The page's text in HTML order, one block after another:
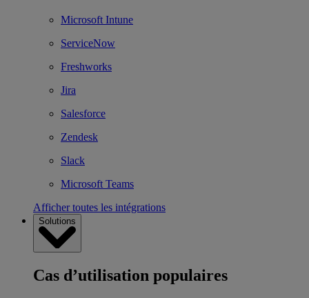
Microsoft Intune
ServiceNow
Freshworks
Jira
Salesforce
Zendesk
Slack
Microsoft Teams
Afficher toutes les intégrations
Solutions
Cas d’utilisation populaires